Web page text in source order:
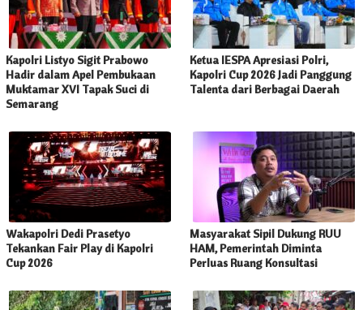
Kapolri Listyo Sigit Prabowo
Hadir dalam Apel Pembukaan
Muktamar XVI Tapak Suci di
Semarang
Ketua IESPA Apresiasi Polri,
Kapolri Cup 2026 Jadi Panggung
Talenta dari Berbagai Daerah
Wakapolri Dedi Prasetyo
Tekankan Fair Play di Kapolri
Cup 2026
Masyarakat Sipil Dukung RUU
HAM, Pemerintah Diminta
Perluas Ruang Konsultasi